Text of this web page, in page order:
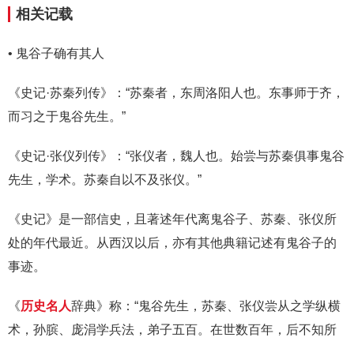
相关记载
• 鬼谷子确有其人
《史记·苏秦列传》：“苏秦者，东周洛阳人也。东事师于齐，
而习之于鬼谷先生。”
《史记·张仪列传》：“张仪者，魏人也。始尝与苏秦俱事鬼谷
先生，学术。苏秦自以不及张仪。”
《史记》是一部信史，且著述年代离鬼谷子、苏秦、张仪所
处的年代最近。从西汉以后，亦有其他典籍记述有鬼谷子的
事迹。
《历史名人辞典》称：“鬼谷先生，苏秦、张仪尝从之学纵横
术，孙膑、庞涓学兵法，弟子五百。在世数百年，后不知所